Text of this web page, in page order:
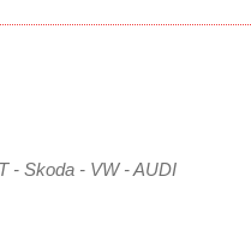
- Skoda - VW - AUDI